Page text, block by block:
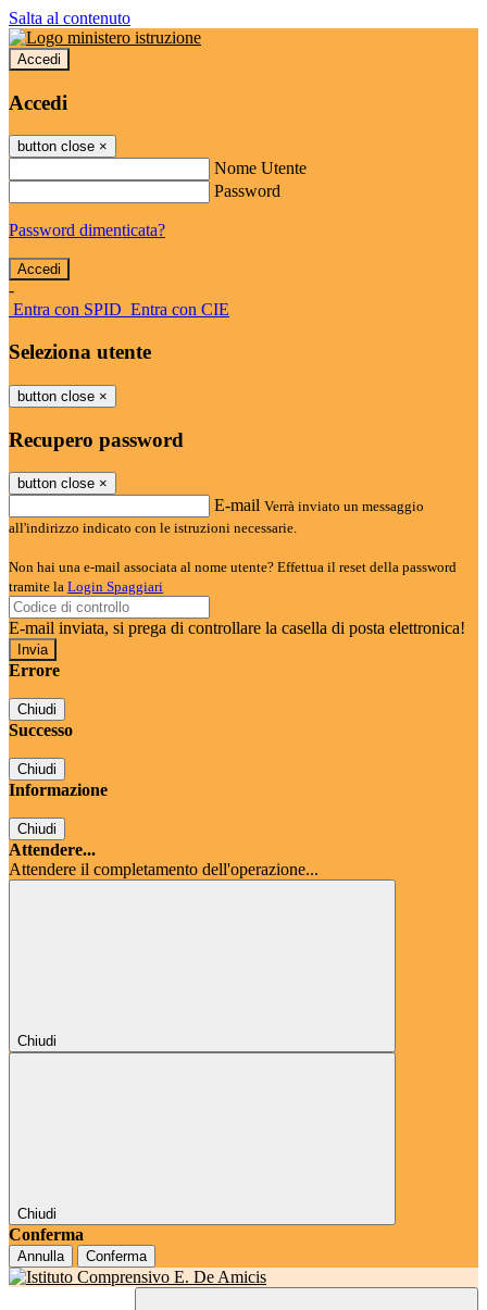
Salta al contenuto
Accedi
Accedi
button close ×
Nome Utente
Password
Password dimenticata?
-
Entra con SPID Entra con CIE
Seleziona utente
button close ×
Recupero password
button close ×
E-mail Verrà inviato un messaggio
all'indirizzo indicato con le istruzioni necessarie.
Non hai una e-mail associata al nome utente? Effettua il reset della password
tramite la Login Spaggiari
E-mail inviata, si prega di controllare la casella di posta elettronica!
Errore
Chiudi
Successo
Chiudi
Informazione
Chiudi
Attendere...
Attendere il completamento dell'operazione...
Chiudi
Chiudi
Conferma
Annulla Conferma